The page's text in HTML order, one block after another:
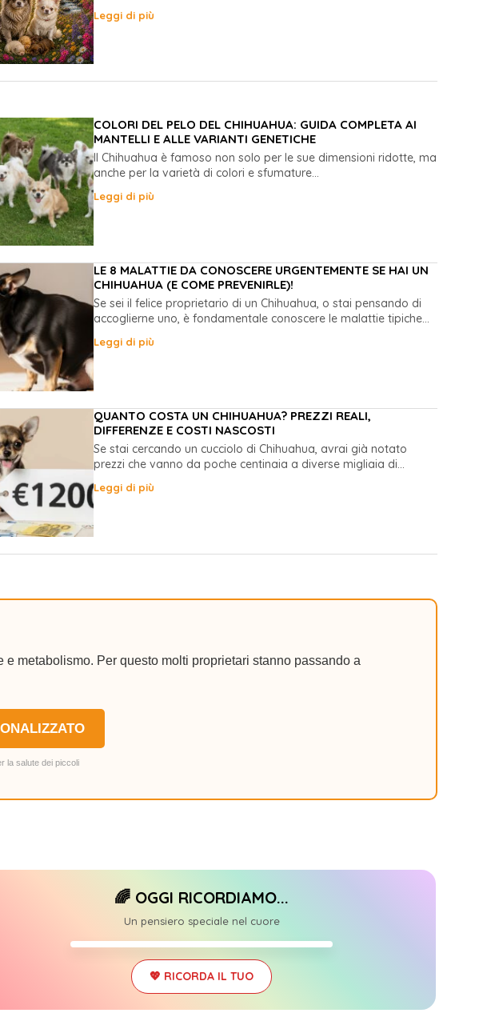
Leggi di più
COLORI DEL PELO DEL CHIHUAHUA: GUIDA COMPLETA AI
MANTELLI E ALLE VARIANTI GENETICHE
Il Chihuahua è famoso non solo per le sue dimensioni ridotte, ma
anche per la varietà di colori e sfumature...
Leggi di più
LE 8 MALATTIE DA CONOSCERE URGENTEMENTE SE HAI UN
CHIHUAHUA (E COME PREVENIRLE)!
Se sei il felice proprietario di un Chihuahua, o stai pensando di
accoglierne uno, è fondamentale conoscere le malattie tipiche...
Leggi di più
QUANTO COSTA UN CHIHUAHUA? PREZZI REALI,
DIFFERENZE E COSTI NASCOSTI
Se stai cercando un cucciolo di Chihuahua, avrai già notato
prezzi che vanno da poche centinaia a diverse migliaia di...
Leggi di più
metabolismo. Per questo molti proprietari stanno passando a
la salute dei piccoli
🌈 OGGI RICORDIAMO...
Un pensiero speciale nel cuore
27/07/15-29/03/25
MIDORI
💖 RICORDA IL TUO